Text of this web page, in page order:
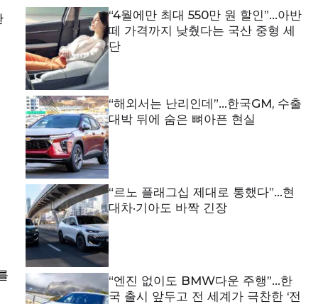
“4월에만 최대 550만 원 할인”…아반
떼 가격까지 낮췄다는 국산 중형 세
단
“해외서는 난리인데”…한국GM, 수출
대박 뒤에 숨은 뼈아픈 현실
“르노 플래그십 제대로 통했다”…현
대차·기아도 바짝 긴장
“엔진 없이도 BMW다운 주행”…한
국 출시 앞두고 전 세계가 극찬한 ‘전